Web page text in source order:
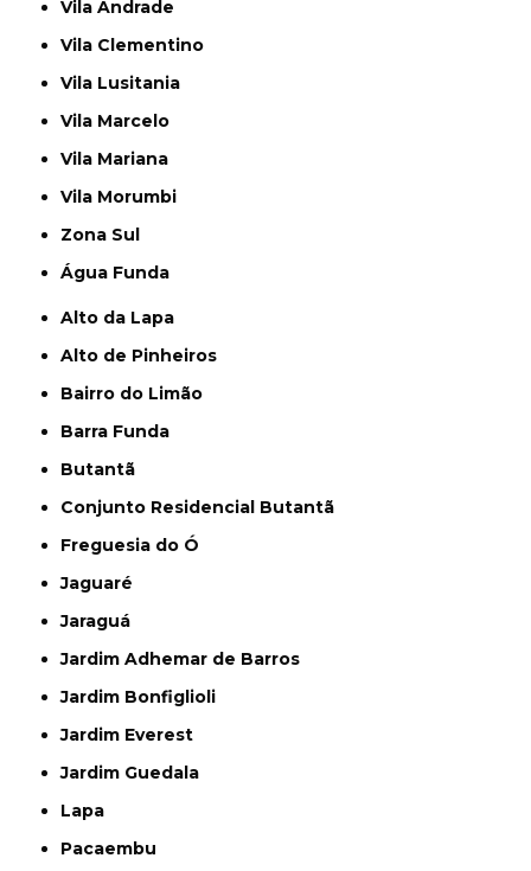
Vila Andrade
Vila Clementino
Vila Lusitania
Vila Marcelo
Vila Mariana
Vila Morumbi
Zona Sul
Água Funda
Alto da Lapa
Alto de Pinheiros
Bairro do Limão
Barra Funda
Butantã
Conjunto Residencial Butantã
Freguesia do Ó
Jaguaré
Jaraguá
Jardim Adhemar de Barros
Jardim Bonfiglioli
Jardim Everest
Jardim Guedala
Lapa
Pacaembu